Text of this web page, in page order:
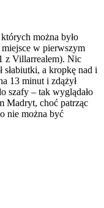
można było
w pierwszym
z Villarrealem). Nic
słabiutki, a kropkę nad i
13 minut i zdążył
szafy – tak wyglądało
Madryt, choć patrząc
nie można być